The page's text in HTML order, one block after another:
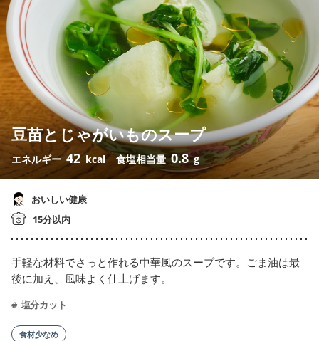
豆苗とじゃがいものスープ
エネルギー 42 kcal 食塩相当量0.8 g
おいしい健康
15分以内
手軽な材料でさっと作れる中華風のスープです。ごま油は最
後に加え、風味よく仕上げます。
塩分カット
食材少なめ